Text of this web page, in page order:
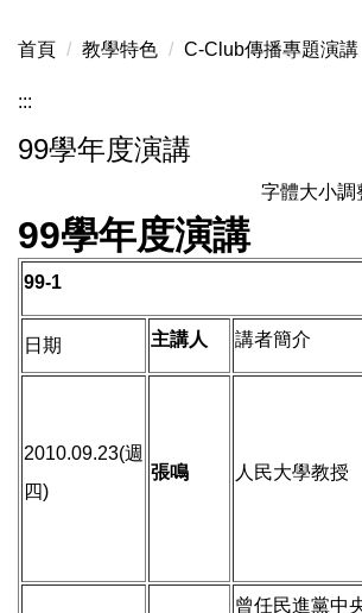
首頁 教學特色 C-Club傳播專題演講
:::
99學年度演講
字體大小調
99學年度演講
99-1
日期 主講人 講者簡介
2010.09.23(週
四)
張鳴 人民大學教授
曾任民進黨中